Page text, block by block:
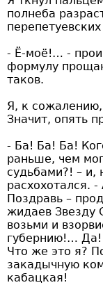
полнеба
- Ё-моё!… -
формулу
таков.
Я, к сожалению,
Значит, опять
- Ба! Ба! Ба!
раньше, чем
судьбами?! – и,
расхохотался.
Поздравь –
жидаев Звезду
возьми и
губернию!… Да!
Что же это я?
закадычную
кабацкая!